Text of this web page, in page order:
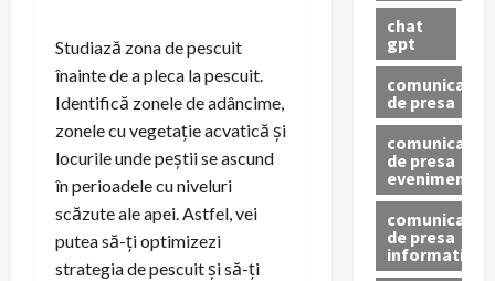
Studiază zona de pescuit
înainte de a pleca la pescuit.
Identifică zonele de adâncime,
zonele cu vegetație acvatică și
locurile unde peștii se ascund
în perioadele cu niveluri
scăzute ale apei. Astfel, vei
putea să-ți optimizezi
strategia de pescuit și să-ți
chat
gpt
comunicat
de presa
comunicat
de presa
eveniment
comunicat
de presa
informativ